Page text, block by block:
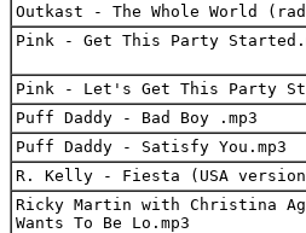
Outkast - The Whole World
Pink - Get This Party
Pink - Let's Get This Party
Puff Daddy - Bad Boy .mp3
Puff Daddy - Satisfy You.mp3
R. Kelly - Fiesta (USA
Ricky Martin with Christina
Wants To Be Lo.mp3